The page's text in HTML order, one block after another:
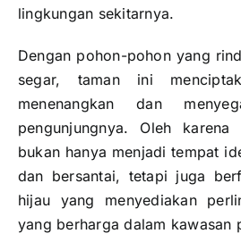
lingkungan sekitarnya.
Dengan pohon-pohon yang
segar, taman ini
menenangkan dan
pengunjungnya. Oleh
bukan hanya menjadi tempat
dan bersantai, tetapi juga
hijau yang menyediakan
yang berharga dalam kawasan